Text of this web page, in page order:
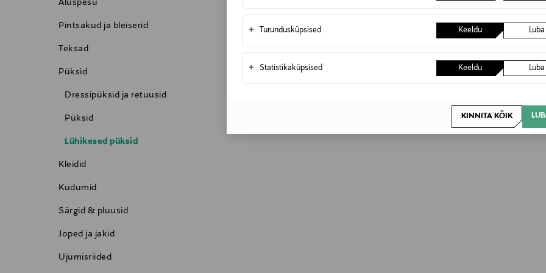
+ Turundusküpsised Keeldu Luba
+ Statistikaküpsised Keeldu Luba
KINNITA KÕIK
Aluspesu
Pintsakud ja bleiserid
Teksad
Püksid
Dressipüksid ja retuusid
Püksid
Lühikesed püksid
Kleidid
Kudumid
Särgid & pluusid
Joped ja jakid
Ujumisriided